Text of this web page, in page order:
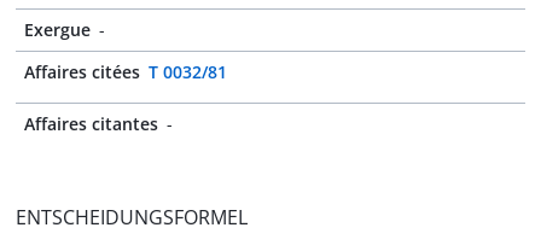
Exergue -
Affaires citées T 0032/81
Affaires citantes -
ENTSCHEIDUNGSFORMEL